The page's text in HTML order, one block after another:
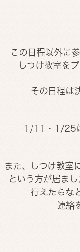
この日程以外に
しつけ教室を
その日程は
1/11・1/25
また、しつけ教室
という方が居ま
行えたらな
連絡